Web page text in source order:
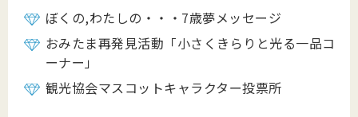
ぼくの,わたしの・・・7歳夢メッセージ
おみたま再発見活動「小さくきらりと光る一品コ
ーナー」
観光協会マスコットキャラクター投票所